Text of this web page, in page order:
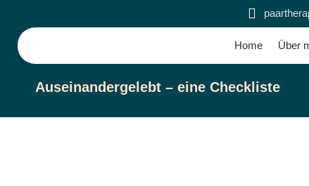
Home Über
Auseinandergelebt – eine Checkliste